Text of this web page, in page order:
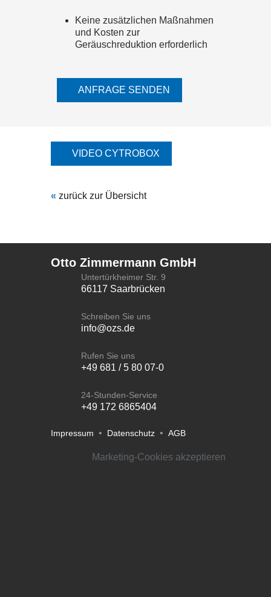
Keine zusätzlichen Maßnahmen
und Kosten zur
Geräuschreduktion erforderlich
ANFRAGE SENDEN
VIDEO CYTROBOX
« zurück zur Übersicht
Otto Zimmermann GmbH
Untertürkheimer Str. 9
66117 Saarbrücken
Schreiben Sie uns
info@ozs.de
Rufen Sie uns
+49 681 / 5 80 07-0
24-Stunden-Service
+49 172 6865404
Impressum • Datenschutz • AGB
Marketing-Cookies akzeptieren